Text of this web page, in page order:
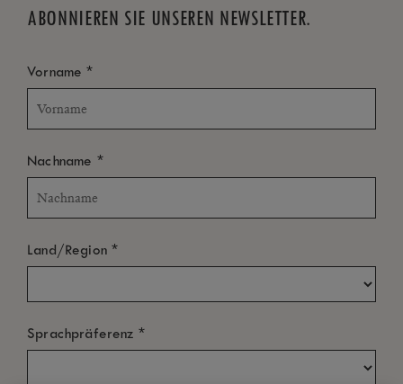
ABONNIEREN SIE UNSEREN NEWSLETTER.
Vorname*
Nachname *
Land/Region*
Sprachpräferenz *